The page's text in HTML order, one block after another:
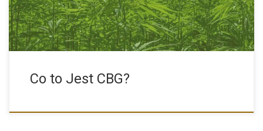
Co to Jest CBG?